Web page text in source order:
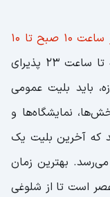
موزه ایلوژن دبی از یکشنبه تا پنج‌شنبه از ساعت 10 صبح تا 10
و در روزهای جمعه و شنبه تا ساعت 23 پذیرای
باید بلیت عمومی
نمایشگاه‌ها و
که آخرین بلیت یک
بهترین زمان
عصر است تا از شلوغی